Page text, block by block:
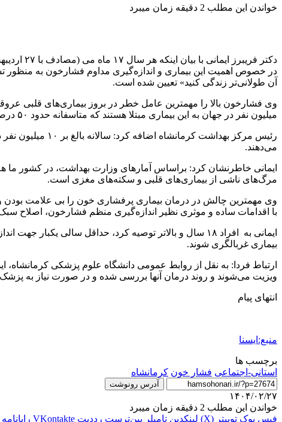
خواندن این مطلب 2 دقیقه زمان میبرد
دکتر
در خصوص اهمیت این بیماری و اندازه‌گیری مداوم فشارخون به منظور
آن طولانی‌تر زندگی کنید» تعیین شده است.
میلیون نفر در جهان به این بیماری مبتلا هستند که متاسفانه حدود ۵۰ درصد این افراد از بیماری خود آگاهی ندارند و به همین علت این بیماری قاتل خاموش نامیده می‌شود.
رئیس مرکز
می‌دهند.
مرگ‌های ناشی از بیماری‌های قلبی و سکته‌های مغزی است.
وی مهمترین چالش در درمان بیماری پرفشاری خون را بی علامت بودن و
با اقدامات ساده و موثری نظیر اندازه‌گیری منظم فشارخون،
ایمانی به افراد ۱۸ سال و بالاتر توصیه کرد، حداقل
بیماری غربالگری شوند.
ارتباط فردا: به نقل از روابط عمومی دانشگاه علوم پزشکی
ویزیت می‌شوند و روند درمان آنها بررسی شده و در صورت نیاز به
انتهای پیام
منبع:ایسنا
برچسب ها
استانی-اجتماعی فشار خون كرمانشاه
آدرس رونوشت
۱۴۰۴/۰۲/۲۷
خواندن این مطلب 2 دقیقه زمان میبرد
فیس بوک توییتر (X) لینکدین ‫تامبلر ‫پین‌ترست ‫رددیت ‫VKontakte رایانامه